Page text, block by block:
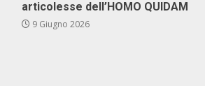
articolesse dell’HOMO QUIDAM
9 Giugno 2026